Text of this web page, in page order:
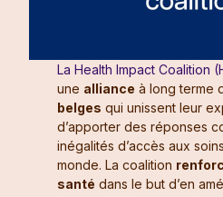
La Health Impact Coalition
une alliance à long terme
belges qui unissent leur
d’apporter des réponses
inégalités d’accès aux
monde. La coalition
santé dans le but d’en